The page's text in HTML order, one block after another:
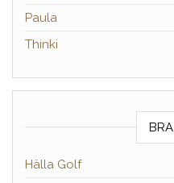
Paula
Thinki
Hälla Golf